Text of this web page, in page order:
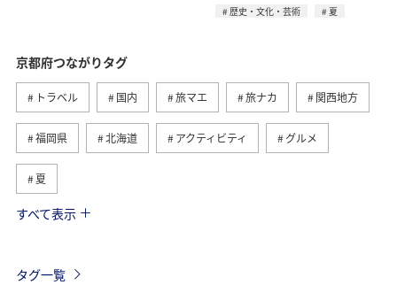
歴史・文化・芸術
夏
京都府つながりタグ
トラベル 国内 旅マエ 旅ナカ 関西地方
福岡県 北海道 アクティビティ グルメ
夏
ANA釣り倶楽部
すべて表示
タグ一覧